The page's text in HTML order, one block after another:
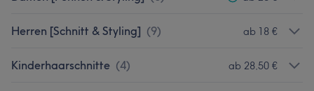
Herren [Schnitt & Styling] (9) ab 18 €
Kinderhaarschnitte (4) ab 28,50 €